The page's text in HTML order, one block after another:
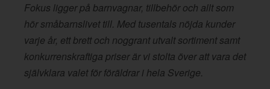
Fokus ligger på barnvagnar, tillbehör och allt som
hör småbarnslivet till. Med tusentals nöjda kunder
varje år, ett brett och noggrant utvalt sortiment samt
konkurrenskraftiga priser är vi stolta över att vara det
självklara valet för föräldrar i hela Sverige.